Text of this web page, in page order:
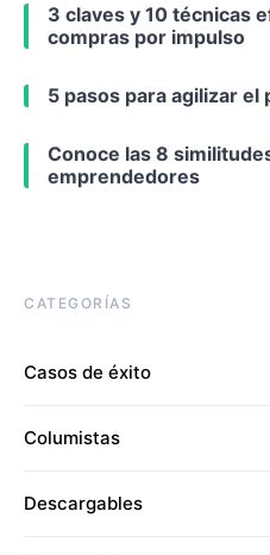
3 claves y 10 técnicas
compras por impulso
5 pasos para agilizar el
Conoce las 8
emprendedores
CATEGORÍAS
Casos de éxito
Columistas
Descargables